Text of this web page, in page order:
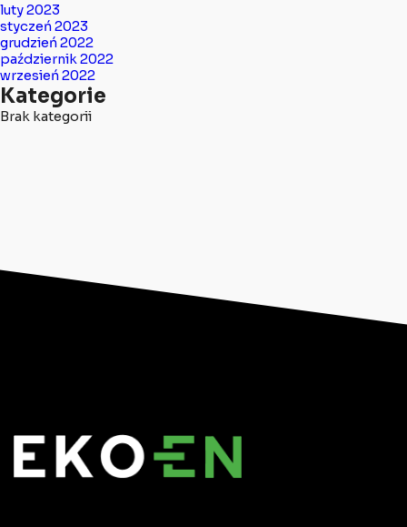
luty 2023
styczeń 2023
grudzień 2022
październik 2022
wrzesień 2022
Kategorie
Brak kategorii